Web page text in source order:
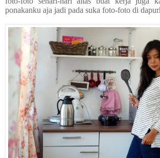
ponakanku aja jadi pada suka foto-foto di